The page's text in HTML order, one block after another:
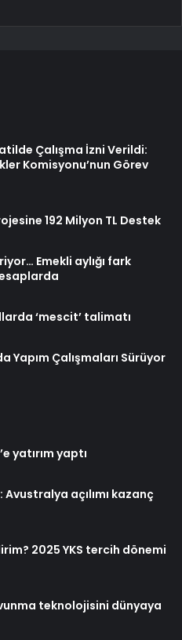
Çalışma İzni Verildi:
Komisyonu’nun Görev
192 Milyon TL Destek
Emekli aylığı fark
‘mescit’ talimatı
Yapım Çalışmaları Sürüyor
yatırım yaptı
açılımı kazanç
2025 YKS tercih dönemi
teknolojisini dünyaya